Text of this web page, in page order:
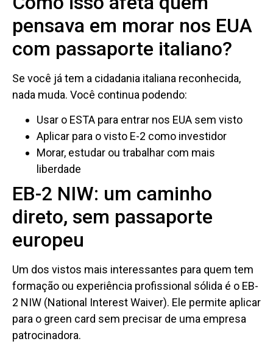
pensava em morar nos EUA
com passaporte italiano?
Se você já tem a cidadania italiana reconhecida,
nada muda. Você continua podendo:
Usar o ESTA para entrar nos EUA sem visto
Aplicar para o visto E-2 como investidor
Morar, estudar ou trabalhar com mais
liberdade
EB-2 NIW: um caminho
direto, sem passaporte
europeu
Um dos vistos mais interessantes para quem tem
formação ou experiência profissional sólida é o EB-
2 NIW (National Interest Waiver). Ele permite aplicar
para o green card sem precisar de uma empresa
patrocinadora.